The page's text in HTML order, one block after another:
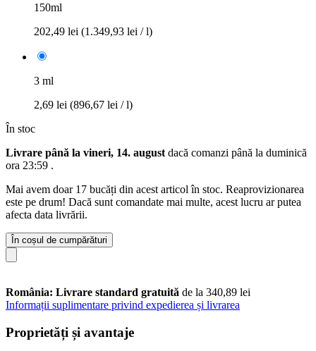
150ml
202,49 lei (1.349,93 lei / l)
3 ml
2,69 lei (896,67 lei / l)
În stoc
Livrare până la vineri, 14. august dacă comanzi până la duminică
ora 23:59 .
Mai avem doar 17 bucăți din acest articol în stoc. Reaprovizionarea
este pe drum! Dacă sunt comandate mai multe, acest lucru ar putea
afecta data livrării.
În coșul de cumpărături
România: Livrare standard gratuită de la 340,89 lei
Informații suplimentare privind expedierea și livrarea
Proprietăți și avantaje